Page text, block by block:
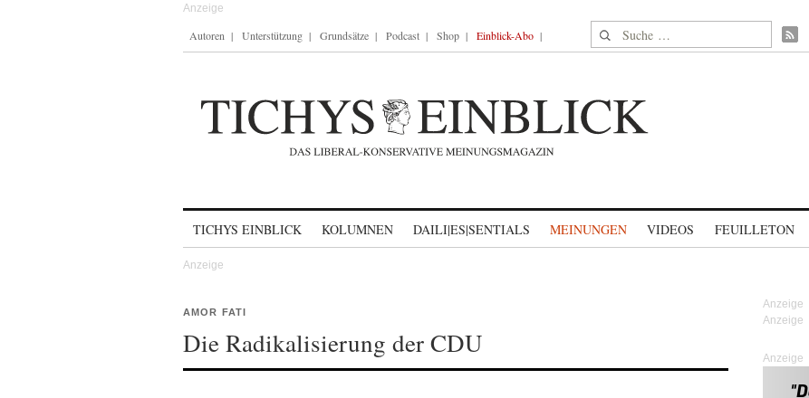
Autoren Unterstützung Grundsätze Podcast Shop Einblick-Abo Suche nach:
TICHYS EINBLICK KOLUMNEN DAILI|ES|SENTIALS MEINUNGEN VIDEOS FEUILLETON
AMOR FATI
Die Radikalisierung der CDU Anzeige